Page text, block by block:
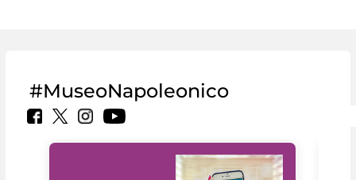
#MuseoNapoleonico